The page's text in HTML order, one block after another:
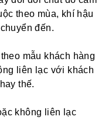
theo mùa, khí hậu
đến.
mẫu khách hàng
liên lạc với khách
thế.
không liên lạc